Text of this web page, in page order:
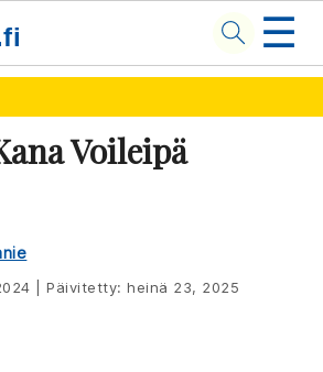
☰
Voileipä
Päivitetty:heinä 23, 2025